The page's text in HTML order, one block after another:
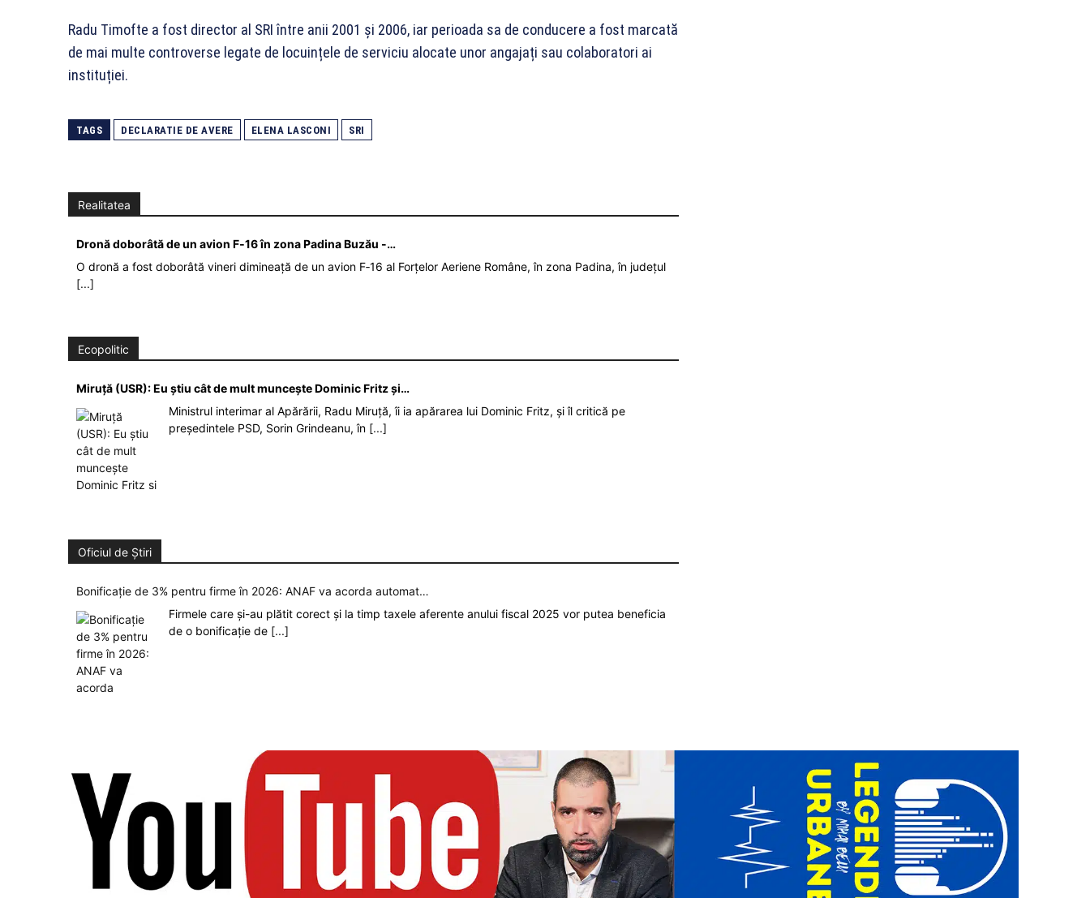
Radu Timofte a fost director al SRI între anii 2001 și 2006, iar perioada sa de conducere a fost marcată
de mai multe controverse legate de locuințele de serviciu alocate unor angajați sau colaboratori ai
instituției.
TAGS DECLARATIE DE AVERE ELENA LASCONI SRI
Realitatea
Dronă doborâtă de un avion F‑16 în zona Padina Buzău -…
O dronă a fost doborâtă vineri dimineață de un avion F‑16 al Forțelor Aeriene Române, în zona Padina, în județul
[...]
Ecopolitic
Miruţă (USR): Eu ştiu cât de mult munceşte Dominic Fritz şi…
Ministrul interimar al Apărării, Radu Miruță, îi ia apărarea lui Dominic Fritz, și îl critică pe
președintele PSD, Sorin Grindeanu, în [...]
Oficiul de Știri
Bonificație de 3% pentru firme în 2026: ANAF va acorda automat…
Firmele care și-au plătit corect și la timp taxele aferente anului fiscal 2025 vor putea beneficia
de o bonificație de [...]